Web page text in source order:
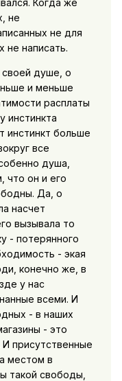
не
не для
не написать.
душе, о
и меньше
расплаты
инстинкта
инстинкт больше
все
душа,
что он и его
Да, о
насчет
вызывала то
- потерянного
- экая
конечно же, в
у нас
всеми. И
- в наших
- это
присутственные
местом в
такой свободы,